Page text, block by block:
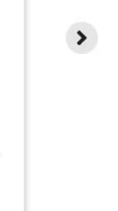
Sesc-